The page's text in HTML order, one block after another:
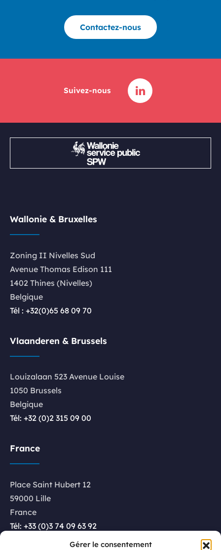
Gérer le consentement
Contactez-nous
Suivez-nous
Wallonie & Bruxelles
Zoning II Nivelles Sud
Avenue Thomas Edison 111
1402 Thines (Nivelles)
Belgique
Tél : +32(0)65 68 09 70
Vlaanderen & Brussels
Louizalaan 523 Avenue Louise
1050 Brussels
Belgique
Tél: +32 (0)2 315 09 00
France
Place Saint Hubert 12
59000 Lille
France
Tél: +33 (0)3 74 09 63 92